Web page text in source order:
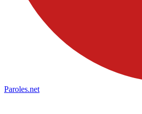
Paroles.net